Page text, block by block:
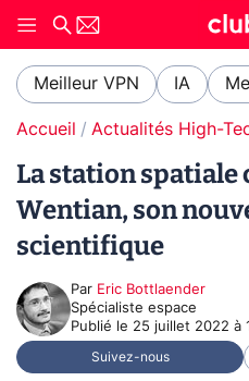
Meilleur VPN IA
Accueil Actualités High-
La station spatiale
Wentian, son
scientifique
Par Eric Bottlaender
Spécialiste espace
Publié le 25 juillet 2022 à
Suivez-nous